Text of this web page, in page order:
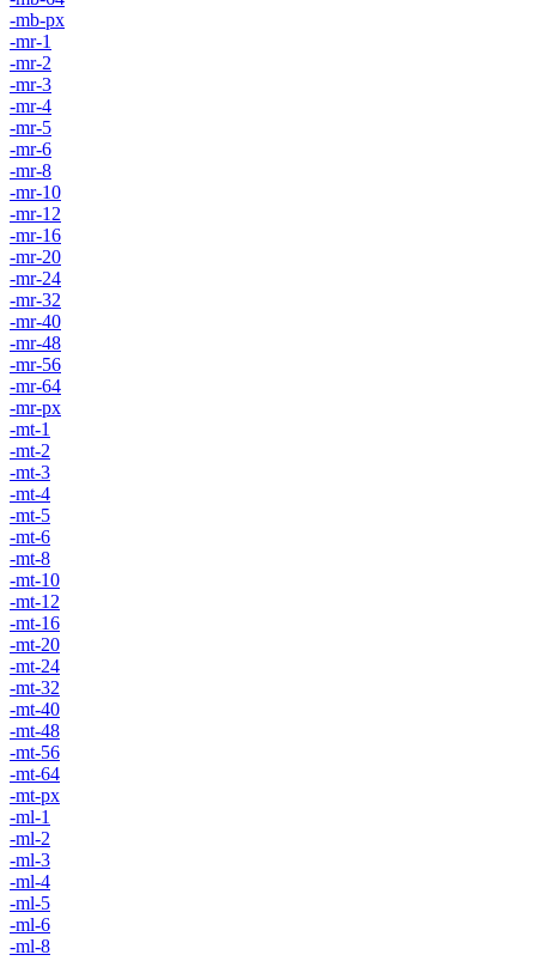
-mb-px
-mr-1
-mr-2
-mr-3
-mr-4
-mr-5
-mr-6
-mr-8
-mr-10
-mr-12
-mr-16
-mr-20
-mr-24
-mr-32
-mr-40
-mr-48
-mr-56
-mr-64
-mr-px
-mt-1
-mt-2
-mt-3
-mt-4
-mt-5
-mt-6
-mt-8
-mt-10
-mt-12
-mt-16
-mt-20
-mt-24
-mt-32
-mt-40
-mt-48
-mt-56
-mt-64
-mt-px
-ml-1
-ml-2
-ml-3
-ml-4
-ml-5
-ml-6
-ml-8